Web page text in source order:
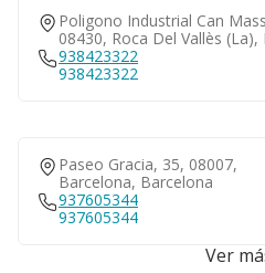
Poligono Industrial Can
08430, Roca Del Vallès (la),
938423322
938423322
Paseo Gracia, 35, 08007,
Barcelona, Barcelona
937605344
937605344
Ver